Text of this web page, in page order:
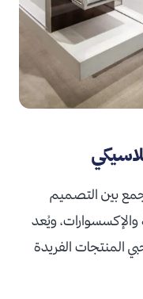
بين التصميم
ويُعد
المنتجات الفريدة